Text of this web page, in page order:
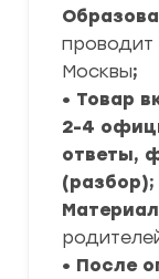
проводит
Москвы;
• Товар
2-4
ответы,
(разбор);
• После